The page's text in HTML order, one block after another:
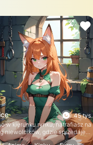
45 tys.
w kierunku rynku, natrafiasz na
niewolników, gdzie sprzedaje
bestie. Alicja jest wrzucona do